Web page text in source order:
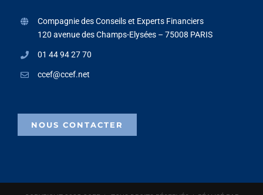
Compagnie des Conseils et Experts Financiers
120 avenue des Champs-Elysées – 75008 PARIS
01 44 94 27 70
ccef@ccef.net
NOUS CONTACTER